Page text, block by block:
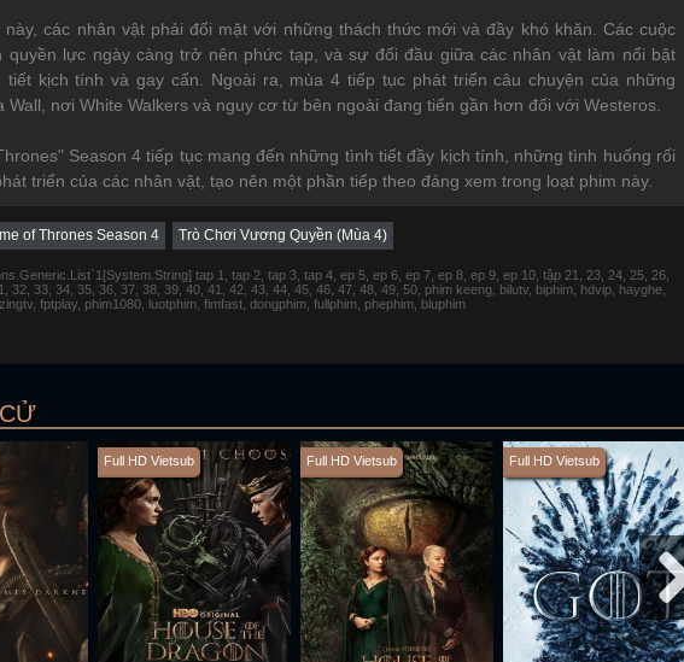
này, các nhân vật phải đối mặt với những thách thức mới và đầy khó khăn. Các cuộc
quyền lực ngày càng trở nên phức tạp, và sự đối đầu giữa các nhân vật làm nổi bật
tiết kịch tính và gay cấn. Ngoài ra, mùa 4 tiếp tục phát triển câu chuyện của những
Wall, nơi White Walkers và nguy cơ từ bên ngoài đang tiến gần hơn đối với Westeros.
Season 4 tiếp tục mang đến những tình tiết đầy kịch tính, những tình huống rối
triển của các nhân vật, tạo nên một phần tiếp theo đáng xem trong loạt phim này.
of Thrones Season 4 Trò Chơi Vương Quyền (Mùa 4)
tap 1, tap 2, tap 3, tap 4, ep 5, ep 6, ep 7, ep 8, ep 9, ep 10, tập 21, 23, 24, 25, 26,
32, 33, 34, 35, 36, 37, 38, 39, 40, 41, 42, 43, 44, 45, 46, 47, 48, 49, 50, phim keeng, bilutv, biphim, hdvip, hayghe,
fptplay, phim1080, luotphim, fimfast, dongphim, fullphim, phephim, bluphim
Full HD Vietsub Full HD Vietsub Full HD Vietsub